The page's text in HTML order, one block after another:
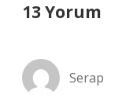
13 Yorum
Serap